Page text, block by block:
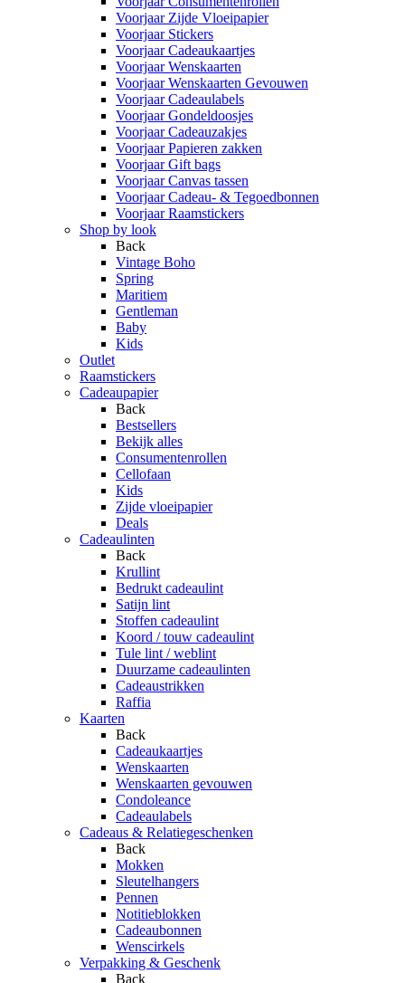
Voorjaar Zijde Vloeipapier
Voorjaar Stickers
Voorjaar Cadeaukaartjes
Voorjaar Wenskaarten
Voorjaar Wenskaarten Gevouwen
Voorjaar Cadeaulabels
Voorjaar Gondeldoosjes
Voorjaar Cadeauzakjes
Voorjaar Papieren zakken
Voorjaar Gift bags
Voorjaar Canvas tassen
Voorjaar Cadeau- & Tegoedbonnen
Voorjaar Raamstickers
Shop by look
Back
Vintage Boho
Spring
Maritiem
Gentleman
Baby
Kids
Outlet
Raamstickers
Cadeaupapier
Back
Bestsellers
Bekijk alles
Consumentenrollen
Cellofaan
Kids
Zijde vloeipapier
Deals
Cadeaulinten
Back
Krullint
Bedrukt cadeaulint
Satijn lint
Stoffen cadeaulint
Koord / touw cadeaulint
Tule lint / weblint
Duurzame cadeaulinten
Cadeaustrikken
Raffia
Kaarten
Back
Cadeaukaartjes
Wenskaarten
Wenskaarten gevouwen
Condoleance
Cadeaulabels
Cadeaus & Relatiegeschenken
Back
Mokken
Sleutelhangers
Pennen
Notitieblokken
Cadeaubonnen
Wenscirkels
Verpakking & Geschenk
Back